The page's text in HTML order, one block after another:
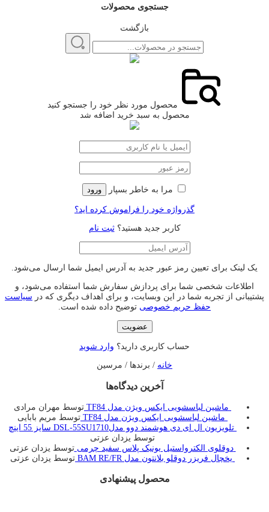
جستجوی محصولات
بازگشت
محصول مورد نظر خود را جستجو کنید
محصول به سبد خرید اضافه شد
مرا به خاطر بسپار ورود
گذرواژه خود را فراموش کرده اید؟
کاربر جدید هستید؟ثبت نام
یک لینک برای تعیین رمز عبور جدید به آدرس ایمیل شما ارسال می‌شود.
اطلاعات شخصی شما برای پردازش سفارش شما استفاده می‌شود، و
پشتیبانی از تجربه شما در این وبسایت، و برای اهداف دیگری که در سیاست
حفظ حریم خصوصی توضیح داده شده است.
عضویت
حساب کاربری دارید؟ وارد شوید
خانه / برندها / مرسین
آخرین دیدگاه‌ها
ماشین لباسشویی ایکس ویژن مدل TF84
توسط مهران مرادی
ماشین لباسشویی ایکس ویژن مدل TF84
توسط مریم بابایی
تلویزیون ال ای دی هوشمند دوو مدلDSL-55SU1710 سایز 55 اینچ
توسط یزدان عزتی
دوقلوی الکترواستیل یونیک پلاس سفید چرمی توسط یزدان عزتی
یخچال فريزر دوقلو بلانتون مدل BAM RE/FR
توسط یزدان عزتی
محصول پیشنهادی